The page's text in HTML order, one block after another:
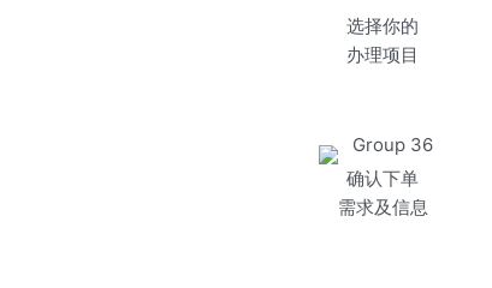
选择你的
办理项目
确认下单
需求及信息